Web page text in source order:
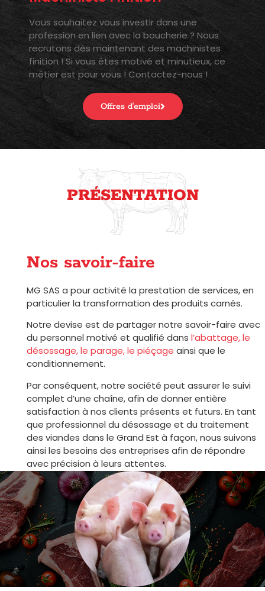
Vous souhaitez vous investir dans une
profession en lien avec la boucherie ? Nous
recrutons dès maintenant des machinistes
finition ! Si vous êtes motivé et minutieux, ce
métier est pour vous ! Contactez-nous !
Offres d'emploi
PRÉSENTATION
Nos savoir-faire
MG SAS a pour activité la prestation de services, en
particulier la transformation des produits carnés.
Notre devise est de partager notre savoir-faire avec
du personnel motivé et qualifié dans l’abattage, le
désossage, le parage, le piéçage ainsi que le
conditionnement.
Par conséquent, notre société peut assurer le suivi
complet d’une chaîne, afin de donner entière
satisfaction à nos clients présents et futurs. En tant
que professionnel du désossage et du traitement
des viandes dans le Grand Est à façon, nous suivons
ainsi les besoins des entreprises afin de répondre
avec précision à leurs attentes.